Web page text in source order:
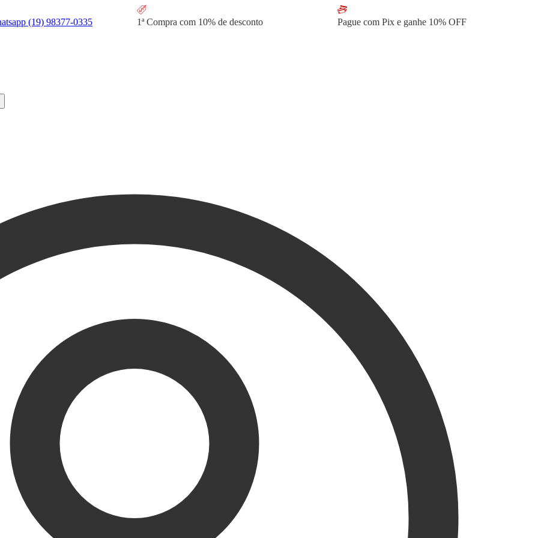
(19) 98377-0335 1ª Compra com 10% de desconto Pague com Pix e ganhe 10% OFF